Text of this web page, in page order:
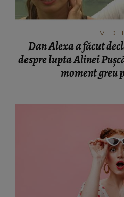
Dan Alexa a făcut
despre lupta Alinei
moment greu